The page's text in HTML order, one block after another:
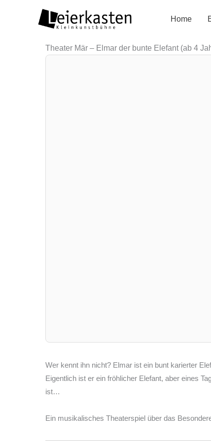
Home
Theater Mär – Elmar der bunte Elefant (ab 4
Wer kennt ihn nicht? Elmar ist ein bunt karierter
Eigentlich ist er ein fröhlicher Elefant, aber eines
ist…
Ein musikalisches Theaterspiel über das